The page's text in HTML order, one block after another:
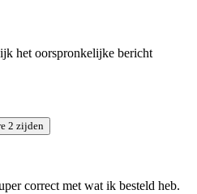
het oorspronkelijke bericht
2 zijden
correct met wat ik besteld heb.